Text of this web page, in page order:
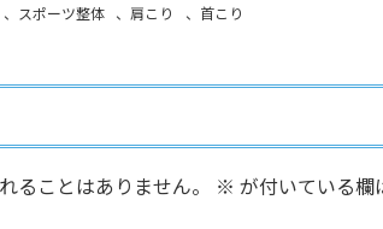
、 スポーツ整体 、 肩こり 、 首こり
ることはありません。 ※ が付いている欄